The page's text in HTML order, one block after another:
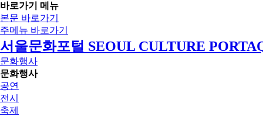
바로가기 메뉴
본문 바로가기
주메뉴 바로가기
서울문화포털 SEOUL CULTURE
문화행사
문화행사
공연
전시
축제